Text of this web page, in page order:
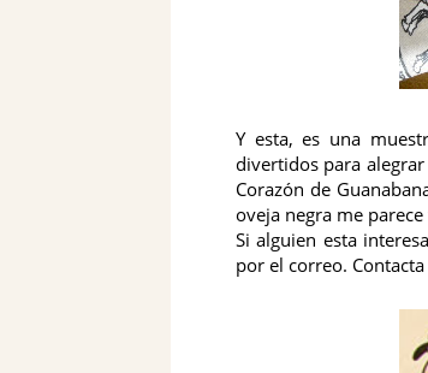
Y esta, es una
divertidos para
Corazón de
oveja negra me
Si alguien esta
por el correo.